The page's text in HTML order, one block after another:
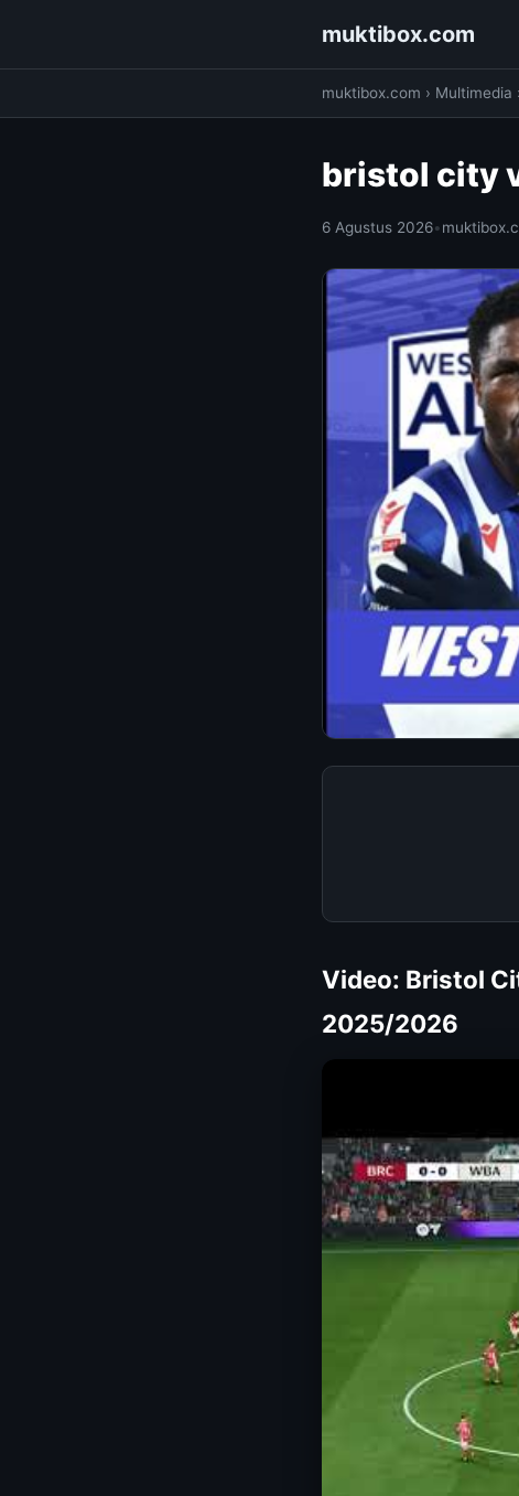
muktibox.com
muktibox.com › Multimedia
bristol city
6 Agustus 2026•
Video: Bristol
2025/2026